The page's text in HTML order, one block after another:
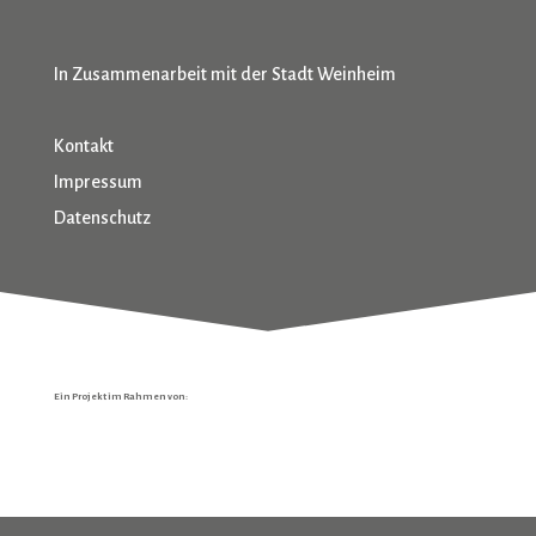
In Zusammenarbeit mit der Stadt Weinheim
Kontakt
Impressum
Datenschutz
Ein Projekt im Rahmen von: